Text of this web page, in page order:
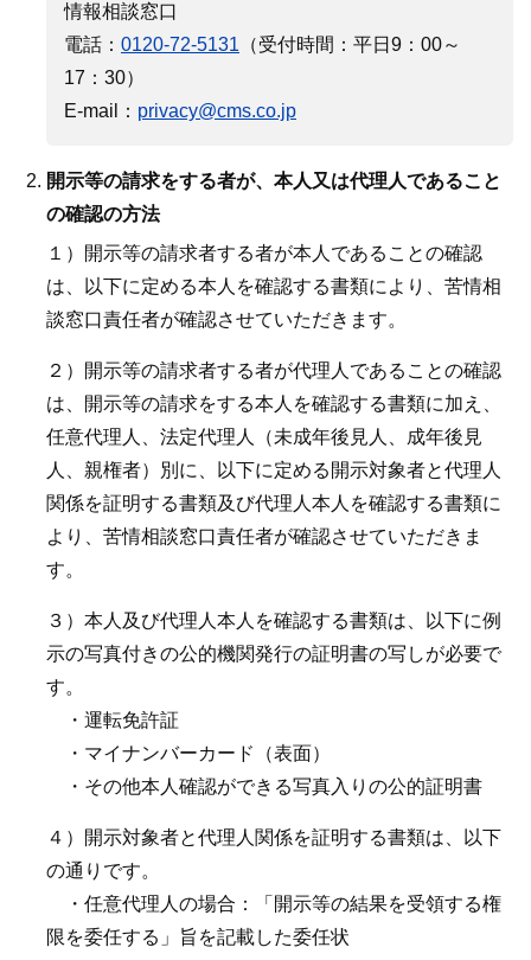
情報相談窓口
電話： 0120-72-5131 （受付時間：平日9：00～
17：30）
E-mail： privacy@cms.co.jp
開示等の請求をする者が、本人又は代理人であること
の確認の方法
１）開示等の請求者する者が本人であることの確認
は、以下に定める本人を確認する書類により、苦情相
談窓口責任者が確認させていただきます。
２）開示等の請求者する者が代理人であることの確認
は、開示等の請求をする本人を確認する書類に加え、
任意代理人、法定代理人（未成年後見人、成年後見
人、親権者）別に、以下に定める開示対象者と代理人
関係を証明する書類及び代理人本人を確認する書類に
より、苦情相談窓口責任者が確認させていただきま
す。
３）本人及び代理人本人を確認する書類は、以下に例
示の写真付きの公的機関発行の証明書の写しが必要で
す。
・運転免許証
・マイナンバーカード（表面）
・その他本人確認ができる写真入りの公的証明書
４）開示対象者と代理人関係を証明する書類は、以下
の通りです。
・任意代理人の場合：「開示等の結果を受領する権
限を委任する」旨を記載した委任状